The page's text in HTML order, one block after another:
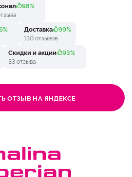
98%
Доставка 99%
130 отзывов
Скидки и акции 93%
33 отзыва
ОТЗЫВ НА ЯНДЕКСЕ